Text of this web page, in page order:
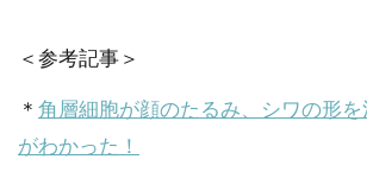
＜参考記事＞
＊ 角層細胞が顔のたるみ、シワの形を
がわかった！